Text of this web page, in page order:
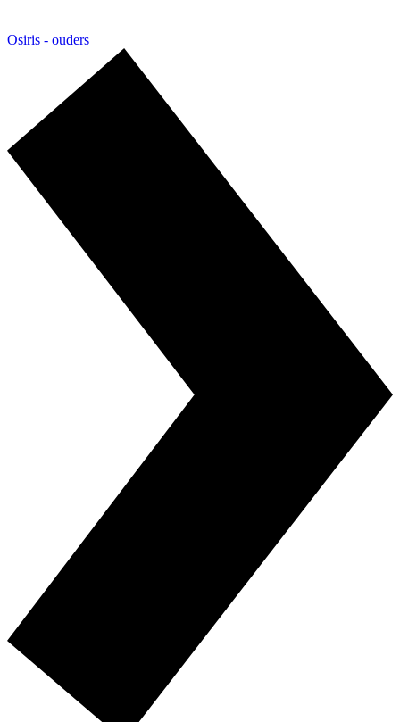
Osiris - ouders